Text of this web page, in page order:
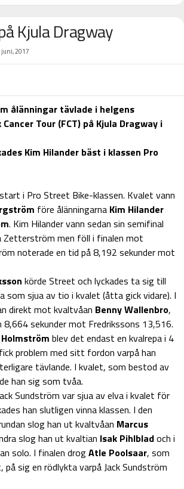
Kjula Dragway
juni, 2017
ålänningar tävlade i helgens
Tour (FCT) på Kjula Dragway i
Kim Hilander bäst i klassen Pro
i Pro Street Bike-klassen. Kvalet vann
före ålänningarna Kim Hilander
. Kim Hilander vann sedan sin semifinal
Zetterström men föll i finalen mot
noterade en tid på 8,192 sekunder mot
körde Street och lyckades ta sig till
som sjua av tio i kvalet (åtta gick vidare). I
direkt mot kvaltvåan Benny Wallenbro,
sekunder mot Fredrikssons 13,516.
Holmström blev det endast en kvalrepa i 4
problem med sitt fordon varpå han
tävlande. I kvalet, som bestod av
han sig som tvåa.
Sundström var sjua av elva i kvalet för
han slutligen vinna klassen. I den
slog han ut kvaltvåan Marcus
slog han ut kvaltian Isak Pihlbladoch i
solo. I finalen drogAtle Poolsaar, som
sig en rödlykta varpå Jack Sundström